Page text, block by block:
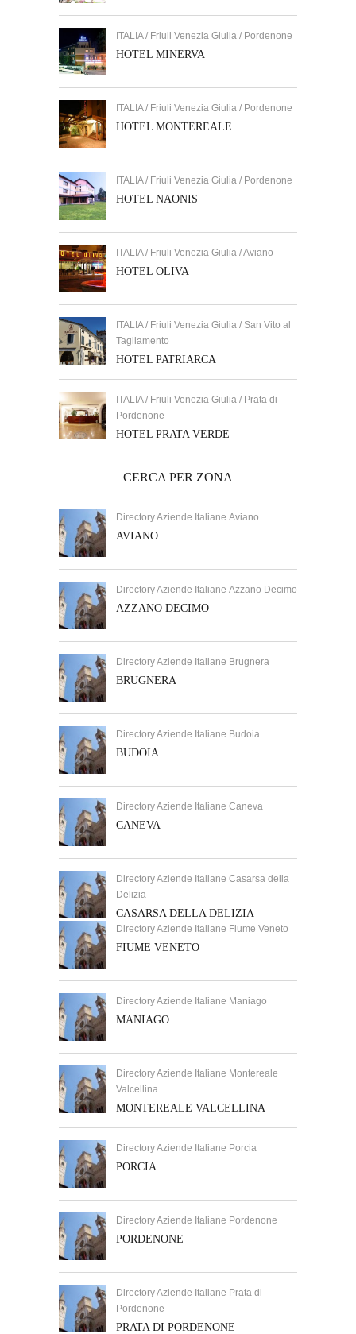
ITALIA / Friuli Venezia Giulia / Pordenone
HOTEL MINERVA
ITALIA / Friuli Venezia Giulia / Pordenone
HOTEL MONTEREALE
ITALIA / Friuli Venezia Giulia / Pordenone
HOTEL NAONIS
ITALIA / Friuli Venezia Giulia / Aviano
HOTEL OLIVA
ITALIA / Friuli Venezia Giulia / San Vito al
Tagliamento
HOTEL PATRIARCA
ITALIA / Friuli Venezia Giulia / Prata di
Pordenone
HOTEL PRATA VERDE
CERCA PER ZONA
Directory Aziende Italiane Aviano
AVIANO
Directory Aziende Italiane Azzano Decimo
AZZANO DECIMO
Directory Aziende Italiane Brugnera
BRUGNERA
Directory Aziende Italiane Budoia
BUDOIA
Directory Aziende Italiane Caneva
CANEVA
Directory Aziende Italiane Casarsa della
Delizia
CASARSA DELLA DELIZIA
Directory Aziende Italiane Fiume Veneto
FIUME VENETO
Directory Aziende Italiane Maniago
MANIAGO
Directory Aziende Italiane Montereale
Valcellina
MONTEREALE VALCELLINA
Directory Aziende Italiane Porcia
PORCIA
Directory Aziende Italiane Pordenone
PORDENONE
Directory Aziende Italiane Prata di
Pordenone
PRATA DI PORDENONE